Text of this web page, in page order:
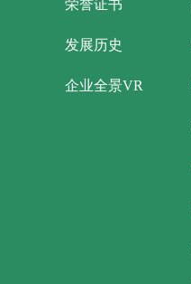
荣誉证书
发展历史
企业全景VR